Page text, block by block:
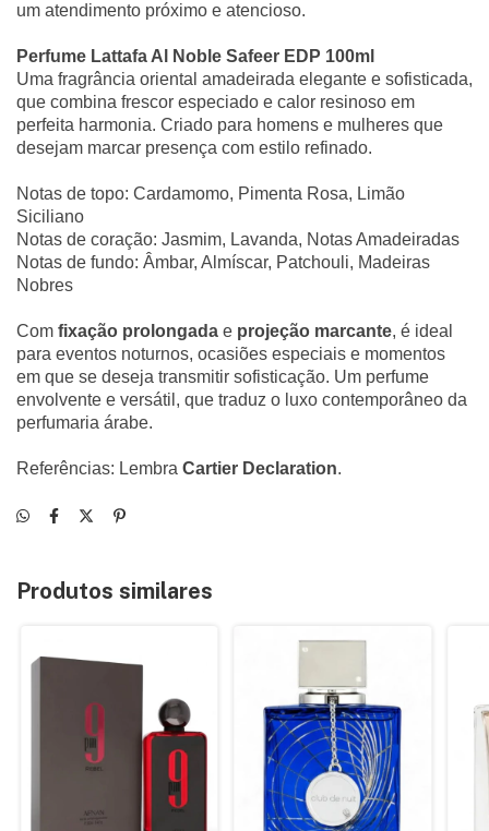
um atendimento próximo e atencioso.
Perfume Lattafa Al Noble Safeer EDP 100ml
Uma fragrância oriental amadeirada elegante e sofisticada,
que combina frescor especiado e calor resinoso em
perfeita harmonia. Criado para homens e mulheres que
desejam marcar presença com estilo refinado.
Notas de topo: Cardamomo, Pimenta Rosa, Limão
Siciliano
Notas de coração: Jasmim, Lavanda, Notas Amadeiradas
Notas de fundo: Âmbar, Almíscar, Patchouli, Madeiras
Nobres
Com fixação prolongada e projeção marcante, é ideal
para eventos noturnos, ocasiões especiais e momentos
em que se deseja transmitir sofisticação. Um perfume
envolvente e versátil, que traduz o luxo contemporâneo da
perfumaria árabe.
Referências: Lembra Cartier Declaration.
Produtos similares